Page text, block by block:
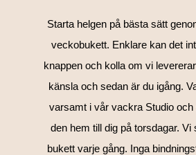
Starta helgen på bästa sätt
veckobukett. Enklare kan det
knappen och kolla om vi
känsla och sedan är du igång.
varsamt i vår vackra Studio
den hem till dig på torsdagar. Vi
bukett varje gång. Inga